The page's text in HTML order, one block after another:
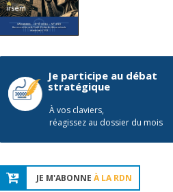
Je participe au débat
stratégique
À vos claviers,
réagissez au dossier du mois
JE M'ABONNE À LA RDN